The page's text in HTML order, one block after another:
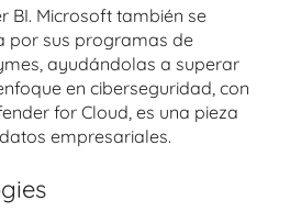
BI. Microsoft también se
por sus programas de
ayudándolas a superar
en ciberseguridad, con
for Cloud, es una pieza
empresariales.